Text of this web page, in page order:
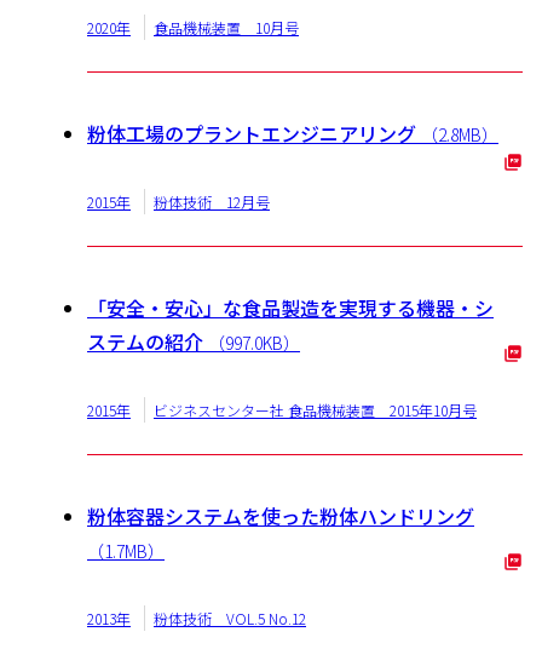
2020年 食品機械装置 10月号
粉体工場のプラントエンジニアリング （2.8MB）
2015年 粉体技術 12月号
「安全・安心」な食品製造を実現する機器・シ
ステムの紹介
（997.0KB）
2015年 ビジネスセンター社 食品機械装置 2015年10月号
粉体容器システムを使った粉体ハンドリング
（1.7MB）
2013年 粉体技術 VOL.5 No.12